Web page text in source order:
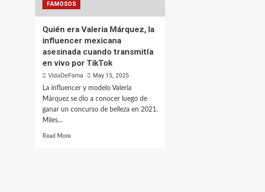
FAMOSOS
Quién era Valeria Márquez, la
influencer mexicana
asesinada cuando transmitía
en vivo por TikTok
VidaDeFama
May 15, 2025
La influencer y modelo Valeria
Márquez se dio a conocer luego de
ganar un concurso de belleza en 2021.
Miles...
Read More